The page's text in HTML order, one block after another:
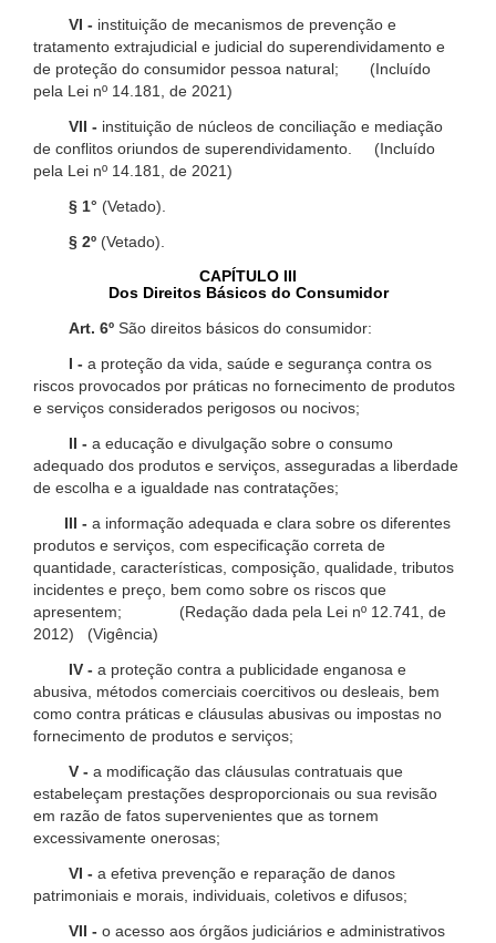
VI - instituição de mecanismos de prevenção e
tratamento extrajudicial e judicial do superendividamento e
de proteção do consumidor pessoa natural; (Incluído
pela Lei nº 14.181, de 2021)
VII - instituição de núcleos de conciliação e mediação
de conflitos oriundos de superendividamento. (Incluído
pela Lei nº 14.181, de 2021)
§ 1° (Vetado).
§ 2º (Vetado).
CAPÍTULO III
Dos Direitos Básicos do Consumidor
Art. 6º São direitos básicos do consumidor:
I - a proteção da vida, saúde e segurança contra os
riscos provocados por práticas no fornecimento de produtos
e serviços considerados perigosos ou nocivos;
II - a educação e divulgação sobre o consumo
adequado dos produtos e serviços, asseguradas a liberdade
de escolha e a igualdade nas contratações;
III - a informação adequada e clara sobre os diferentes
produtos e serviços, com especificação correta de
quantidade, características, composição, qualidade, tributos
incidentes e preço, bem como sobre os riscos que
apresentem; (Redação dada pela Lei nº 12.741, de
2012) (Vigência)
IV - a proteção contra a publicidade enganosa e
abusiva, métodos comerciais coercitivos ou desleais, bem
como contra práticas e cláusulas abusivas ou impostas no
fornecimento de produtos e serviços;
V - a modificação das cláusulas contratuais que
estabeleçam prestações desproporcionais ou sua revisão
em razão de fatos supervenientes que as tornem
excessivamente onerosas;
VI - a efetiva prevenção e reparação de danos
patrimoniais e morais, individuais, coletivos e difusos;
VII - o acesso aos órgãos judiciários e administrativos